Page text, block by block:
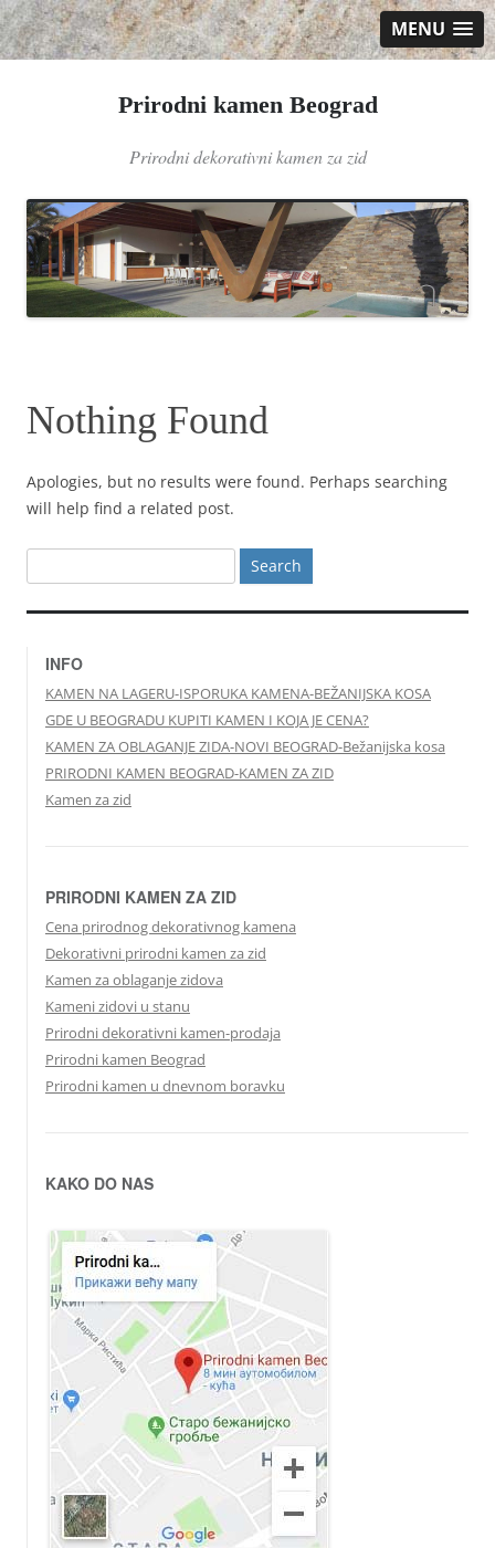
MENU
Prirodni kamen Beograd
Prirodni dekorativni kamen za zid
Nothing Found
Apologies, but no results were found. Perhaps searching
will help find a related post.
for:
INFO
KAMEN NA LAGERU-ISPORUKA KAMENA-BEŽANIJSKA KOSA
GDE U BEOGRADU KUPITI KAMEN I KOJA JE CENA?
KAMEN ZA OBLAGANJE ZIDA-NOVI BEOGRAD-Bežanijska kosa
PRIRODNI KAMEN BEOGRAD-KAMEN ZA ZID
Kamen za zid
PRIRODNI KAMEN ZA ZID
Cena prirodnog dekorativnog kamena
Dekorativni prirodni kamen za zid
Kamen za oblaganje zidova
Kameni zidovi u stanu
Prirodni dekorativni kamen-prodaja
Prirodni kamen Beograd
Prirodni kamen u dnevnom boravku
KAKO DO NAS